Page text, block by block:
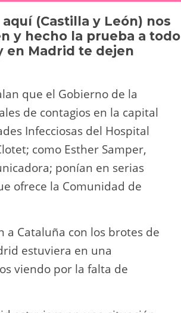
(Castilla y León) nos
y hecho la prueba a todo
en Madrid te dejen
que el Gobierno de la
de contagios en la capital
Infecciosas del Hospital
como Esther Samper,
ponían en serias
ofrece la Comunidad de
a Cataluña con los brotes de
estuviera en una
viendo por la falta de